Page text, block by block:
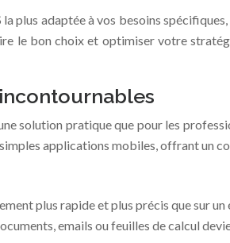
adaptée à vos besoins spécifiques,
le bon choix et optimiser votre
solution pratique que pour les
applications mobiles, offrant un
plus rapide et plus précis que sur
emails ou feuilles de calcul